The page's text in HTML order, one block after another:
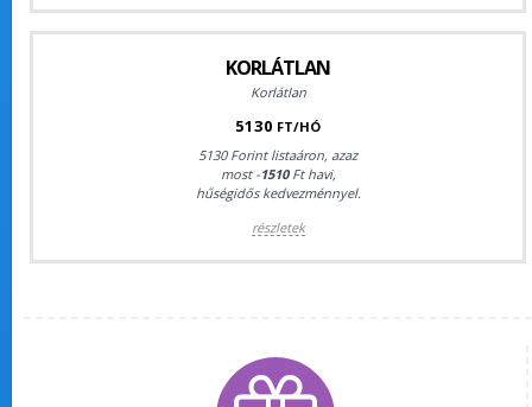
KORLÁTLAN
Korlátlan
5130 FT/HÓ
5130 Forint listaáron, azaz
most -1510Ft havi,
hűségidős kedvezménnyel.
részletek